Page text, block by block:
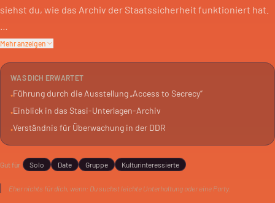
siehst du, wie das Archiv der Staatssicherheit funktioniert hat.
Das Stasi-Unterlagen-Archiv ist ein Denkmal der Überwachung.
persönliche Daten, gesammelt von der Staatssicherheit.
Die Führung zeigt dir, was diese Akten bedeuten. Du bekommst
einen Einblick in die Mechanismen der DDR-Geheimpolizei. Eine
Stunde, die nachdenklich macht.
Mehr anzeigen
WAS DICH ERWARTET
•Führung durch die Ausstellung „Access to Secrecy“
•Einblick in das Stasi-Unterlagen-Archiv
•Verständnis für Überwachung in der DDR
Gut für Solo Date Gruppe Kulturinteressierte
Eher nichts für dich, wenn: Du suchst leichte Unterhaltung oder eine Party.